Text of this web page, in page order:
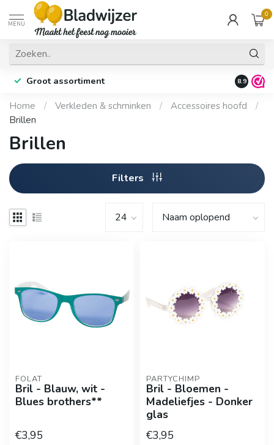
MENU
0
Groot assortiment Fysieke
8.9
Home / Verkleden & schminken / Accessoires hoofd
/
Brillen
Brillen
Filters
FOLAT
Bril - Blauw, wit -
Blues brothers**
€3,95
PARTYCHIMP
Bril - Bloemen -
Madeliefjes - Donker
glas
€3,95